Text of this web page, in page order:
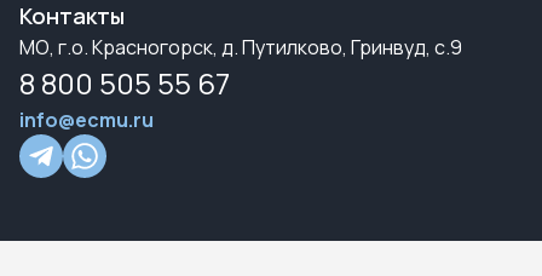
Контакты
МО, г.о. Красногорск, д. Путилково, Гринвуд, с.9
8 800 505 55 67
info@ecmu.ru